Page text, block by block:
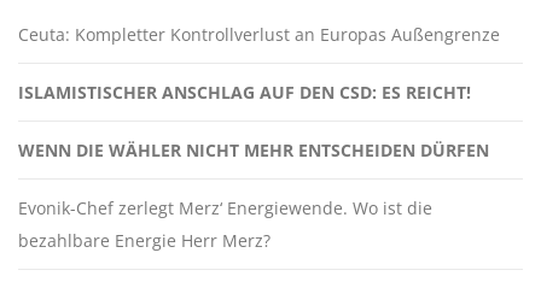
Ceuta: Kompletter Kontrollverlust an Europas Außengrenze
ISLAMISTISCHER ANSCHLAG AUF DEN CSD: ES REICHT!
WENN DIE WÄHLER NICHT MEHR ENTSCHEIDEN DÜRFEN
Evonik-Chef zerlegt Merz‘ Energiewende. Wo ist die
bezahlbare Energie Herr Merz?